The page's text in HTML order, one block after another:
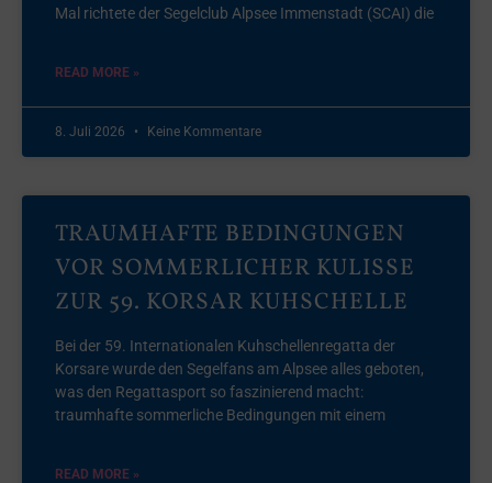
Mal richtete der Segelclub Alpsee Immenstadt (SCAI) die
READ MORE »
8. Juli 2026 Keine Kommentare
TRAUMHAFTE BEDINGUNGEN
VOR SOMMERLICHER KULISSE
ZUR 59. KORSAR KUHSCHELLE
Bei der 59. Internationalen Kuhschellenregatta der
Korsare wurde den Segelfans am Alpsee alles geboten,
was den Regattasport so faszinierend macht:
traumhafte sommerliche Bedingungen mit einem
READ MORE »